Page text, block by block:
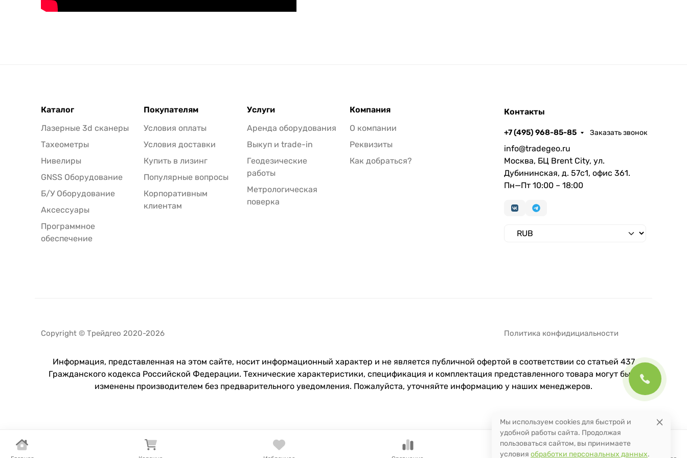
Каталог
Лазерные 3d сканеры
Тахеометры
Нивелиры
GNSS Оборудование
Б/У Оборудование
Аксессуары
Программное
обеспечение
Покупателям
Условия оплаты
Условия доставки
Купить в лизинг
Популярные вопросы
Корпоративным
клиентам
Услуги
Аренда оборудования
Выкуп и trade-in
Геодезические
работы
Метрологическая
поверка
Компания
О компании
Реквизиты
Как добраться?
Контакты
+7 (495) 968-85-85 Заказать звонок
info@tradegeo.ru
Москва, БЦ Brent City, ул.
Дубининская, д. 57с1, офис 361.
Пн—Пт 10:00 – 18:00
Copyright © Трейдгео 2020-2026 Политика конфидициальности
Информация, представленная на этом сайте, носит информационный характер и не является публичной офертой в соответствии со статьей 437
Гражданского кодекса Российской Федерации. Технические характеристики, спецификация и комплектация представленного товара могут быть
изменены производителем без предварительного уведомления. Пожалуйста, уточняйте информацию у наших менеджеров.
Мы используем cookies для быстрой и
удобной работы сайта. Продолжая
пользоваться сайтом, вы принимаете
условия обработки персональных данных.